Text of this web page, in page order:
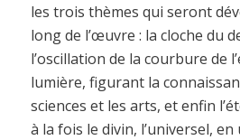
les trois thèmes qui seront
long de l’œuvre : la cloche du
l’oscillation de la courbure de
lumière, figurant la
sciences et les arts, et enfin
à la fois le divin, l’universel,